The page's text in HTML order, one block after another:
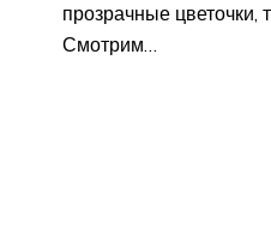
прозрачные цветочки,
Смотрим…